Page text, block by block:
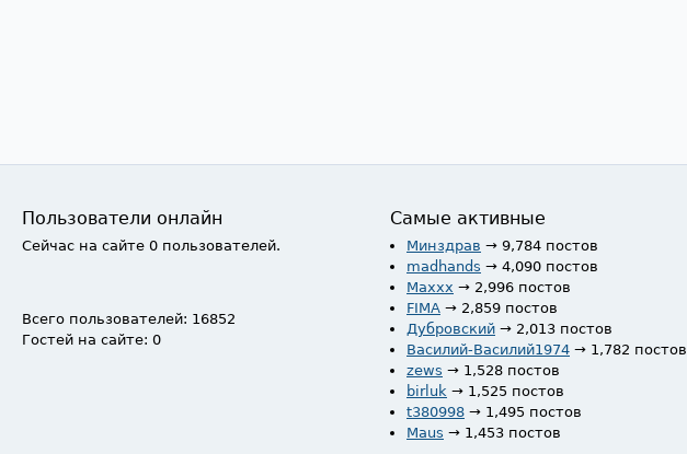
Пользователи онлайн
Сейчас на сайте 0 пользователей.
Всего пользователей: 16852
Гостей на сайте: 0
Самые активные
Минздрав → 9,784 постов
madhands → 4,090 постов
Maxxx → 2,996 постов
FIMA → 2,859 постов
Дубровский → 2,013 постов
Василий-Василий1974 → 1,782 постов
zews → 1,528 постов
birluk → 1,525 постов
t380998 → 1,495 постов
Maus → 1,453 постов